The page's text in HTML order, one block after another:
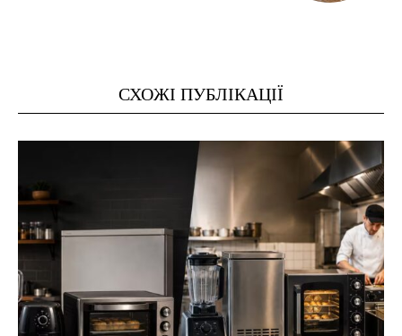
СХОЖІ ПУБЛІКАЦІЇ